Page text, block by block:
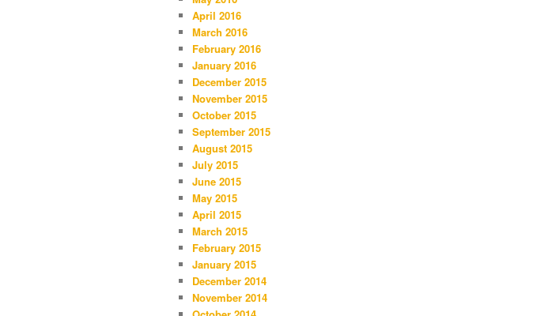
April 2016
March 2016
February 2016
January 2016
December 2015
November 2015
October 2015
September 2015
August 2015
July 2015
June 2015
May 2015
April 2015
March 2015
February 2015
January 2015
December 2014
November 2014